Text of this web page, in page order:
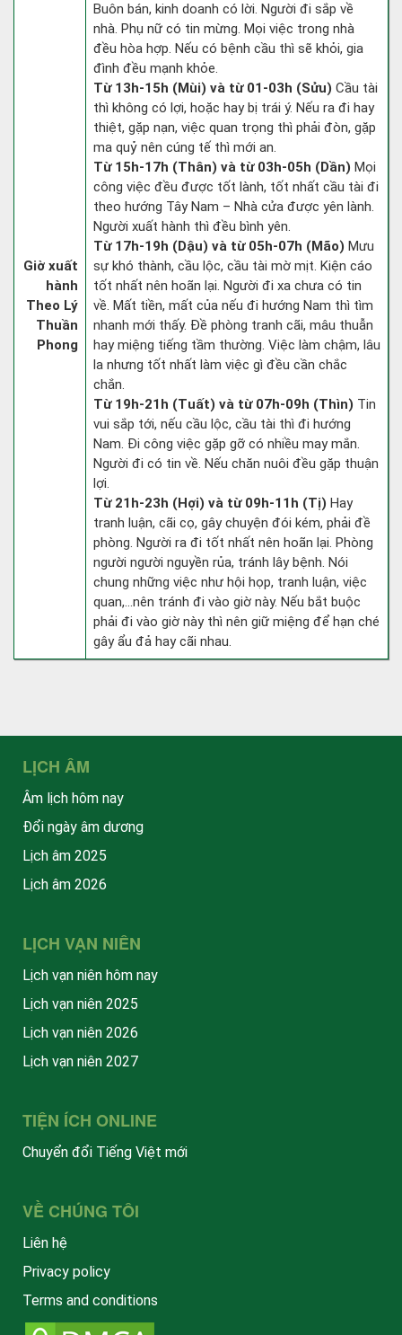
Giờ xuất
hành
Theo Lý
Thuần
Phong
Buôn bán, kinh doanh có lời. Người đi sắp về
nhà. Phụ nữ có tin mừng. Mọi việc trong nhà
đều hòa hợp. Nếu có bệnh cầu thì sẽ khỏi, gia
đình đều mạnh khỏe.
Từ 13h-15h (Mùi) và từ 01-03h (Sửu) Cầu tài
thì không có lợi, hoặc hay bị trái ý. Nếu ra đi hay
thiệt, gặp nạn, việc quan trọng thì phải đòn, gặp
ma quỷ nên cúng tế thì mới an.
Từ 15h-17h (Thân) và từ 03h-05h (Dần) Mọi
công việc đều được tốt lành, tốt nhất cầu tài đi
theo hướng Tây Nam – Nhà cửa được yên lành.
Người xuất hành thì đều bình yên.
Từ 17h-19h (Dậu) và từ 05h-07h (Mão) Mưu
sự khó thành, cầu lộc, cầu tài mờ mịt. Kiện cáo
tốt nhất nên hoãn lại. Người đi xa chưa có tin
về. Mất tiền, mất của nếu đi hướng Nam thì tìm
nhanh mới thấy. Đề phòng tranh cãi, mâu thuẫn
hay miệng tiếng tầm thường. Việc làm chậm, lâu
la nhưng tốt nhất làm việc gì đều cần chắc
chắn.
Từ 19h-21h (Tuất) và từ 07h-09h (Thìn) Tin
vui sắp tới, nếu cầu lộc, cầu tài thì đi hướng
Nam. Đi công việc gặp gỡ có nhiều may mắn.
Người đi có tin về. Nếu chăn nuôi đều gặp thuận
lợi.
Từ 21h-23h (Hợi) và từ 09h-11h (Tị) Hay
tranh luận, cãi cọ, gây chuyện đói kém, phải đề
phòng. Người ra đi tốt nhất nên hoãn lại. Phòng
người người nguyền rủa, tránh lây bệnh. Nói
chung những việc như hội họp, tranh luận, việc
quan,…nên tránh đi vào giờ này. Nếu bắt buộc
phải đi vào giờ này thì nên giữ miệng để hạn ché
gây ẩu đả hay cãi nhau.
LỊCH ÂM
Âm lịch hôm nay
Đổi ngày âm dương
Lịch âm 2025
Lịch âm 2026
LỊCH VẠN NIÊN
Lịch vạn niên hôm nay
Lịch vạn niên 2025
Lịch vạn niên 2026
Lịch vạn niên 2027
TIỆN ÍCH ONLINE
Chuyển đổi Tiếng Việt mới
VỀ CHÚNG TÔI
Liên hệ
Privacy policy
Terms and conditions